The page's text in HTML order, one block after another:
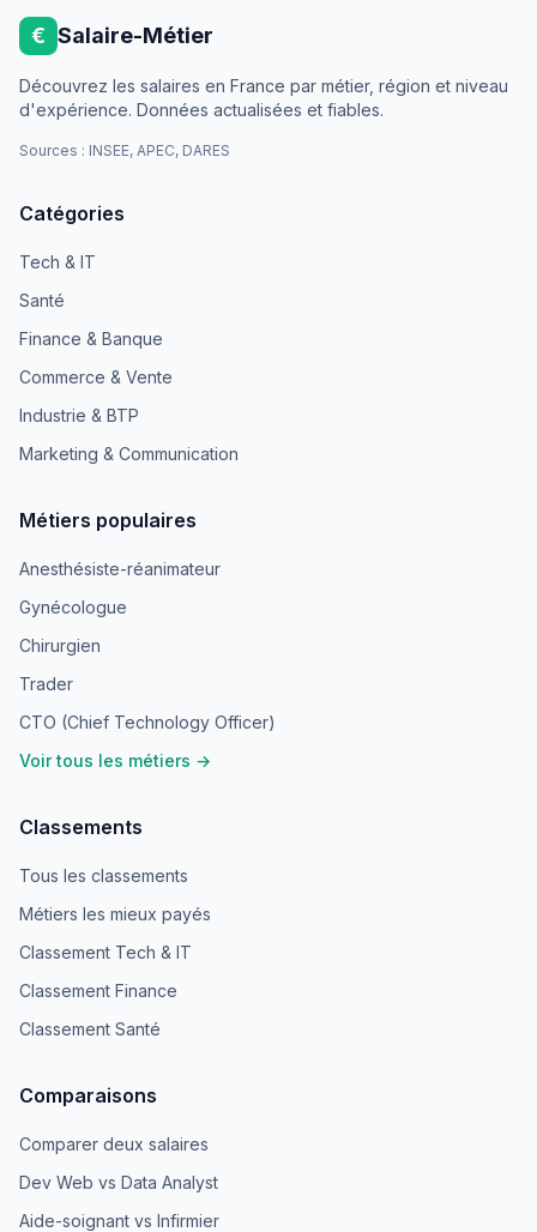
€ Salaire-Métier
Découvrez les salaires en France par métier, région et niveau
d'expérience. Données actualisées et fiables.
Sources : INSEE, APEC, DARES
Catégories
Tech & IT
Santé
Finance & Banque
Commerce & Vente
Industrie & BTP
Marketing & Communication
Métiers populaires
Anesthésiste-réanimateur
Gynécologue
Chirurgien
Trader
CTO (Chief Technology Officer)
Voir tous les métiers →
Classements
Tous les classements
Métiers les mieux payés
Classement Tech & IT
Classement Finance
Classement Santé
Comparaisons
Comparer deux salaires
Dev Web vs Data Analyst
Aide-soignant vs Infirmier